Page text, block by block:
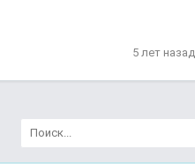
5 лет назад